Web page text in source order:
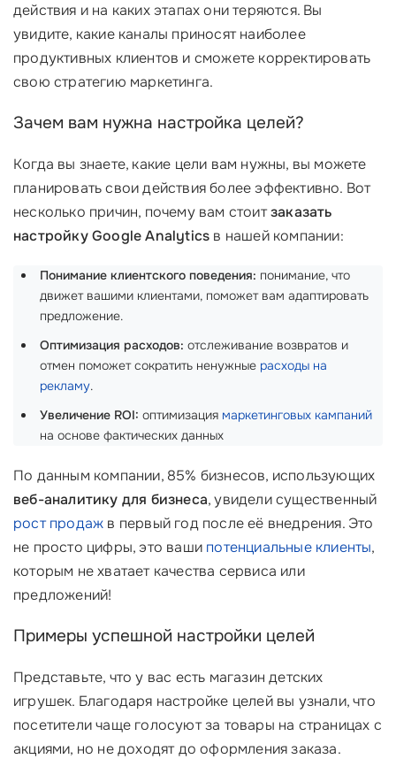
действия и на каких этапах они теряются. Вы
увидите, какие каналы приносят наиболее
продуктивных клиентов и сможете корректировать
свою стратегию маркетинга.
Зачем вам нужна настройка целей?
Когда вы знаете, какие цели вам нужны, вы можете
планировать свои действия более эффективно. Вот
несколько причин, почему вам стоитзаказать
настройку Google Analytics в нашей компании:
Понимание клиентского поведения: понимание, что
движет вашими клиентами, поможет вам адаптировать
предложение.
Оптимизация расходов: отслеживание возвратов и
отмен поможет сократить ненужные расходы на
рекламу.
Увеличение ROI: оптимизация маркетинговых кампаний
на основе фактических данных
По данным компании, 85% бизнесов, использующих
веб-аналитику для бизнеса, увидели существенный
рост продаж в первый год после её внедрения. Это
не просто цифры, это ваши потенциальные клиенты,
которым не хватает качества сервиса или
предложений!
Примеры успешной настройки целей
Представьте, что у вас есть магазин детских
игрушек. Благодаря настройке целей вы узнали, что
посетители чаще голосуют за товары на страницах с
акциями, но не доходят до оформления заказа.